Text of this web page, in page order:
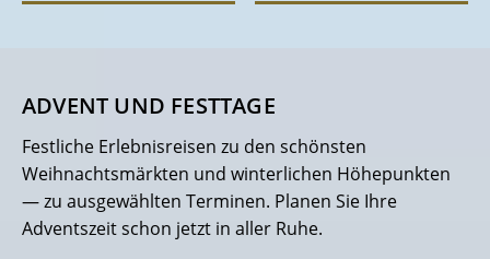
ADVENT UND FESTTAGE
Festliche Erlebnisreisen zu den schönsten
Weihnachtsmärkten und winterlichen Höhepunkten
— zu ausgewählten Terminen. Planen Sie Ihre
Adventszeit schon jetzt in aller Ruhe.